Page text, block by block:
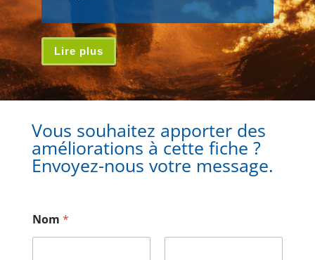
Lire plus
Vous souhaitez apporter des
améliorations à cette fiche ?
Envoyez-nous votre message.
Nom *